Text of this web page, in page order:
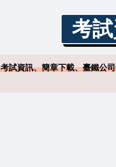
考
考試資訊、簡章下載、臺鐵公